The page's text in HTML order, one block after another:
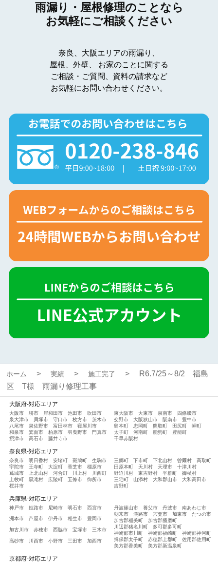
雨漏り・屋根修理のことなら
お気軽にご相談ください
奈良、大阪エリアの雨漏り、
屋根、外壁、
お家のことに関する
ご相談・ご質問、資料の請求など
お気軽にお問い合わせください。
ホーム 実績 施工完了
R6.7/25～8/2 福島
区 T様 雨漏り修理工事
大阪府-対応エリア
大阪市 堺市 岸和田市 池田市
吹田市
泉大津市
貝塚市 守口市 枚方市
茨木市
八尾市
泉佐野市 富田林市
寝屋川市
和泉市
箕面市 柏原市 羽曳野市
門真市
摂津市
高石市 藤井寺市
東大阪市 大東市 泉南市
四條畷市
交野市
大阪狭山市 阪南市
豊中市
島本町
忠岡町 熊取町 田尻町
岬町
太子町
河南町 能勢町
豊能町
千早赤阪村
奈良県-対応エリア
奈良市 明日香村 安堵町 斑鳩町
生駒市
宇陀市
王寺町 大淀町 香芝市
橿原市
葛城市
上北山村 河合町 川上村
川西町
上牧町
黒滝村 広陵町 五條市
御所市
桜井市
三郷町 下市町 下北山村 曽爾村
高取町
田原本町
天川村 天理市
十津川村
野迫川村
東吉野村 平群町
御杖村
三宅町
山添村 大和郡山市
大和高田市
吉野町
兵庫県-対応エリア
神戸市 姫路市 尼崎市 明石市 西宮市
洲本市 芦屋市 伊丹市 相生市 豊岡市
加古川市 赤穂市 西脇市 宝塚市 三木市
高砂市 川西市 小野市 三田市 加西市
丹波篠山市 養父市 丹波市
南あわじ市
朝来市
淡路市 宍粟市 加東市
たつの市
加古郡稲美町
加古郡播磨町
川辺郡猪名川町
多可郡多可町
神崎郡市川町
神崎郡福崎町
神崎郡神河町
揖保郡太子町
赤穂郡上郡町
佐用郡佐用町
美方郡香美町
美方郡新温泉町
京都府-対応エリア